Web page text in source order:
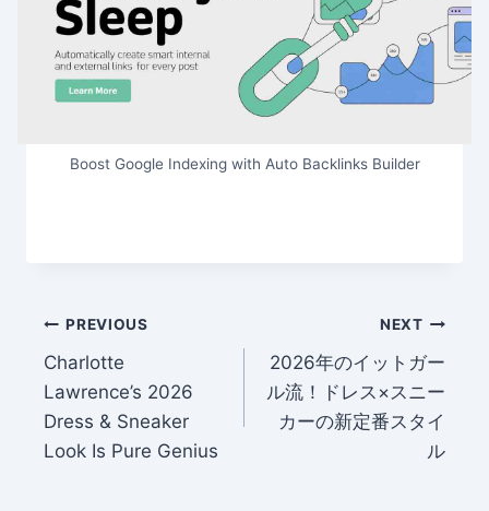
Boost Google Indexing with Auto Backlinks Builder
Post
navigation
PREVIOUS
Charlotte
Lawrence’s 2026
Dress & Sneaker
Look Is Pure Genius
NEXT
2026年のイットガー
ル流！ドレス×スニー
カーの新定番スタイ
ル